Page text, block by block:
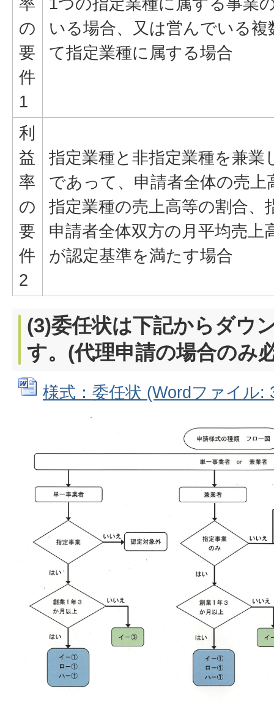
の
要
件
1
いる場合、又は営んでいる複
て指定業種に属する場合
利
益
率
の
要
件
2
指定業種と非指定業種を兼業
であって、申請者全体の売上
指定業種の売上高等の割合、
申請者全体双方の月平均売上
が認定基準を満たす場合
(3)委任状は下記からダウ
す。(代理申請の場合のみ
様式：委任状 (Wordファイル: